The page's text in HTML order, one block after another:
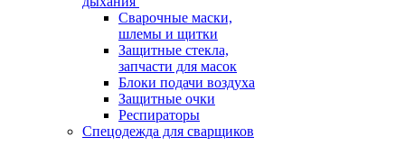
Сварочные маски,
шлемы и щитки
Защитные стекла,
запчасти для масок
Блоки подачи воздуха
Защитные очки
Респираторы
Спецодежда для сварщиков